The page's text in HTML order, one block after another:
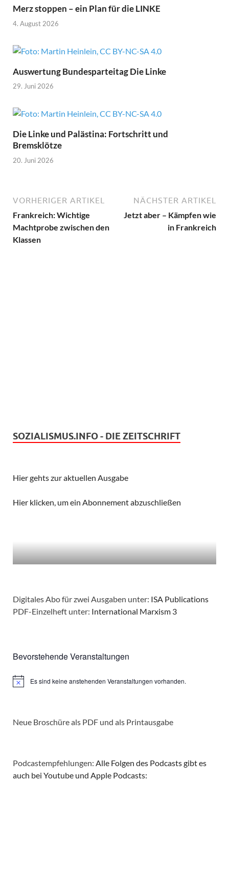
Merz stoppen – ein Plan für die LINKE
4. August 2026
Auswertung Bundesparteitag Die Linke
29. Juni 2026
Die Linke und Palästina: Fortschritt und
Bremsklötze
20. Juni 2026
VORHERIGER ARTIKEL
Frankreich: Wichtige
Machtprobe zwischen den
Klassen
NÄCHSTER ARTIKEL
Jetzt aber – Kämpfen wie
in Frankreich
SOZIALISMUS.INFO - DIE ZEITSCHRIFT
Hier gehts zur aktuellen Ausgabe
Hier klicken, um ein Abonnement abzuschließen
Digitales Abo für zwei Ausgaben unter: ISA Publications
PDF-Einzelheft unter: International Marxism 3
Bevorstehende Veranstaltungen
HinweisEs sind keine anstehenden Veranstaltungen vorhanden.
Neue Broschüre als PDF und als Printausgabe
Podcastempfehlungen: Alle Folgen des Podcasts gibt es
auch bei Youtube und Apple Podcasts: